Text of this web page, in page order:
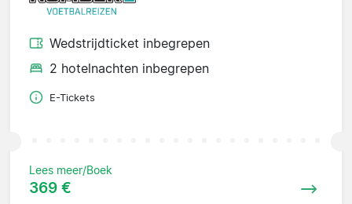
Wedstrijdticket inbegrepen
2 hotelnachten inbegrepen
E-Tickets
Lees meer/Boek
369 €